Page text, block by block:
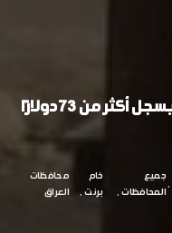
النفط العراقي يتخطى خام برنت ويسجل أكثر من 73 دولارًا
جميع
المحافظات
خام
برنت
محافظات
العراق